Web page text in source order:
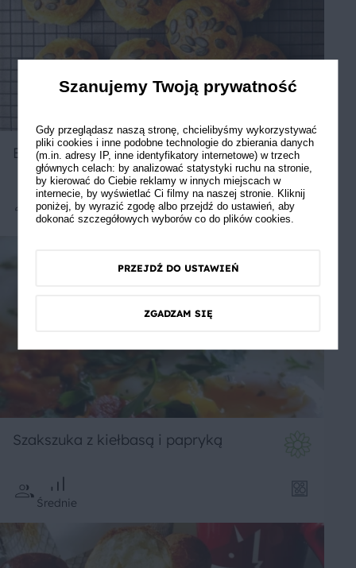
Bułki dyniowe
Średnie 3.67
Szakszuka z kiełbasą i papryką
Średnie
Szanujemy Twoją prywatność
Gdy przeglądasz naszą stronę, chcielibyśmy wykorzystywać
pliki cookies i inne podobne technologie do zbierania danych
(m.in. adresy IP, inne identyfikatory internetowe) w trzech
głównych celach: by analizować statystyki ruchu na stronie,
by kierować do Ciebie reklamy w innych miejscach w
internecie, by wyświetlać Ci filmy na naszej stronie. Kliknij
poniżej, by wyrazić zgodę albo przejdź do ustawień, aby
dokonać szczegółowych wyborów co do plików cookies.
PRZEJDŹ DO USTAWIEŃ
ZGADZAM SIĘ